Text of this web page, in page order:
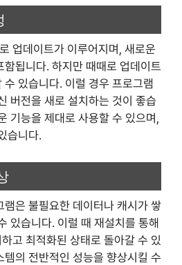
업데이트가 이루어지며, 새로운
함됩니다. 하지만 때때로 업데이트
있습니다. 이럴 경우 프로그램
버전을 새로 설치하는 것이 좋습
기능을 제대로 사용할 수 있으며,
습니다.
은 불필요한 데이터나 캐시가 쌓
있습니다. 이럴 때 재설치를 통해
고 최적화된 상태로 돌아갈 수 있
의 전반적인 성능을 향상시킬 수